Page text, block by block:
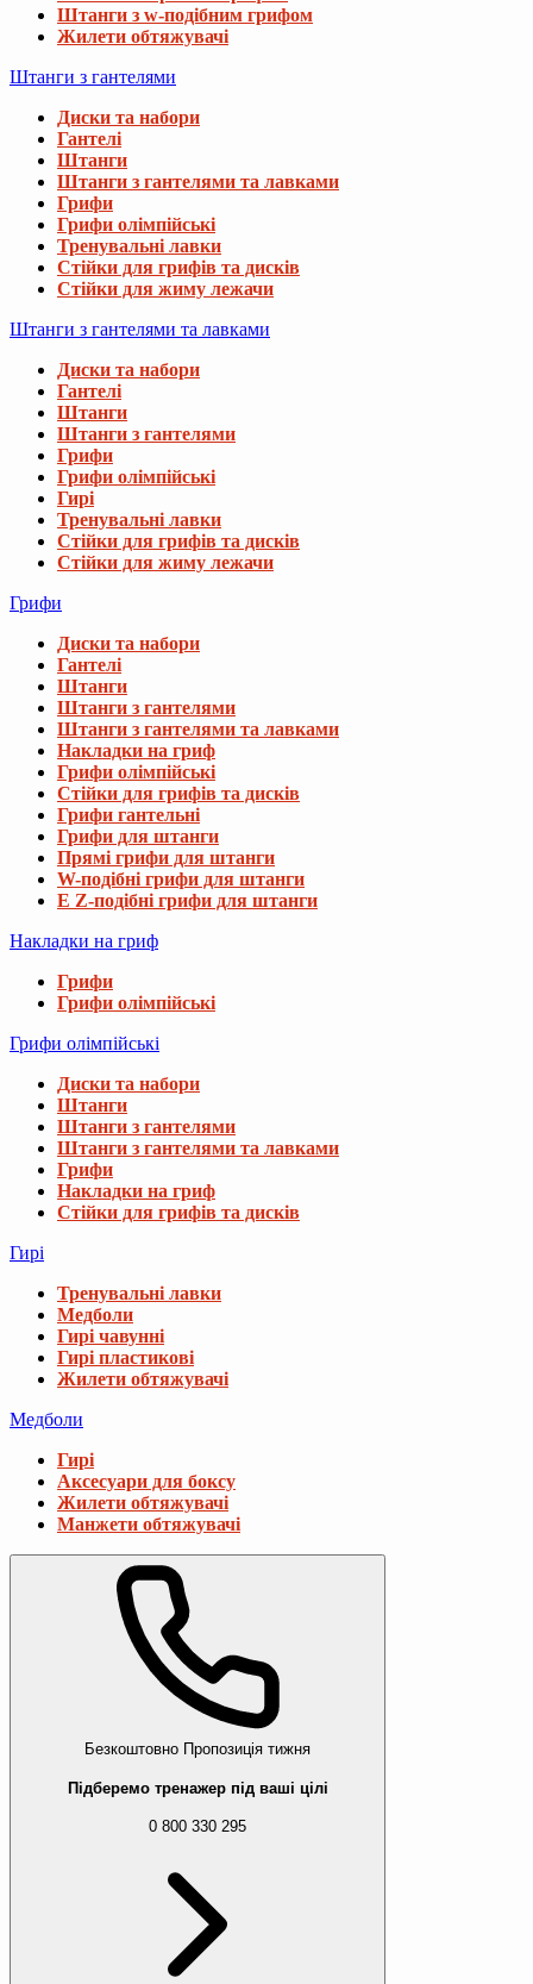
Штанги з w-подібним грифом
Жилети обтяжувачі
Штанги з гантелями
Диски та набори
Гантелі
Штанги
Штанги з гантелями та лавками
Грифи
Грифи олімпійські
Тренувальні лавки
Стійки для грифів та дисків
Стійки для жиму лежачи
Штанги з гантелями та лавками
Диски та набори
Гантелі
Штанги
Штанги з гантелями
Грифи
Грифи олімпійські
Гирі
Тренувальні лавки
Стійки для грифів та дисків
Стійки для жиму лежачи
Грифи
Диски та набори
Гантелі
Штанги
Штанги з гантелями
Штанги з гантелями та лавками
Накладки на гриф
Грифи олімпійські
Стійки для грифів та дисків
Грифи гантельні
Грифи для штанги
Прямі грифи для штанги
W-подібні грифи для штанги
E Z-подібні грифи для штанги
Накладки на гриф
Грифи
Грифи олімпійські
Грифи олімпійські
Диски та набори
Штанги
Штанги з гантелями
Штанги з гантелями та лавками
Грифи
Накладки на гриф
Стійки для грифів та дисків
Гирі
Тренувальні лавки
Медболи
Гирі чавунні
Гирі пластикові
Жилети обтяжувачі
Медболи
Гирі
Аксесуари для боксу
Жилети обтяжувачі
Манжети обтяжувачі
Безкоштовно Пропозиція тижня
Підберемо тренажер під ваші цілі
0 800 330 295